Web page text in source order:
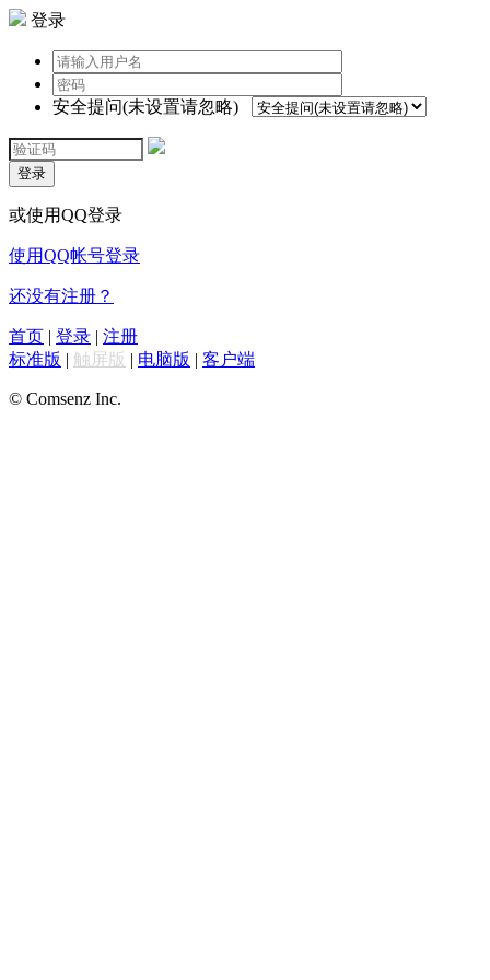
登录
安全提问(未设置请忽略)
登录
或使用QQ登录
使用QQ帐号登录
还没有注册？
首页 | 登录 | 注册
标准版 | 触屏版 | 电脑版 | 客户端
© Comsenz Inc.